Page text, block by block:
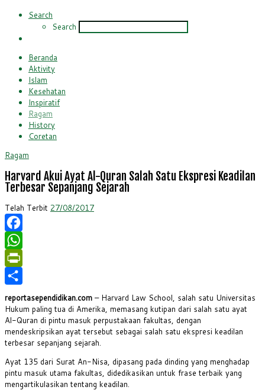
Search
Search
Beranda
Aktivity
Islam
Kesehatan
Inspiratif
Ragam
History
Coretan
Ragam
Harvard Akui Ayat Al-Quran Salah Satu Ekspresi Keadilan
Terbesar Sepanjang Sejarah
Telah Terbit 27/08/2017
Facebook
WhatsApp
PrintFriendly
Share
reportasependidikan.com – Harvard Law School, salah satu Universitas
Hukum paling tua di Amerika, memasang kutipan dari salah satu ayat
Al-Quran di pintu masuk perpustakaan fakultas, dengan
mendeskripsikan ayat tersebut sebagai salah satu ekspresi keadilan
terbesar sepanjang sejarah.
Ayat 135 dari Surat An-Nisa, dipasang pada dinding yang menghadap
pintu masuk utama fakultas, didedikasikan untuk frase terbaik yang
mengartikulasikan tentang keadilan.